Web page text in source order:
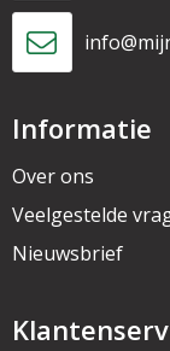
Informatie
Over ons
Veelgestelde
Nieuwsbrief